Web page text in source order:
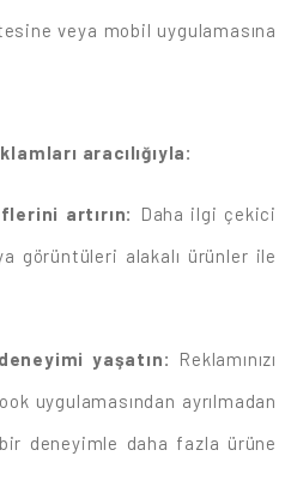
veya mobil uygulamasına
aracılığıyla:
artırın:
Daha ilgi çekici
görüntüleri alakalı ürünler ile
yaşatın:
Reklamınızı
uygulamasından ayrılmadan
deneyimle daha fazla ürüne